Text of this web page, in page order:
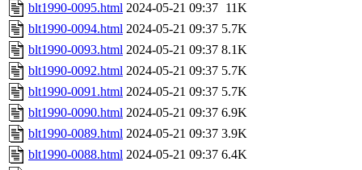
blt1990-0095.html 2024-05-21 09:37 11K
blt1990-0094.html 2024-05-21 09:37 5.7K
blt1990-0093.html 2024-05-21 09:37 8.1K
blt1990-0092.html 2024-05-21 09:37 5.7K
blt1990-0091.html 2024-05-21 09:37 5.7K
blt1990-0090.html 2024-05-21 09:37 6.9K
blt1990-0089.html 2024-05-21 09:37 3.9K
blt1990-0088.html 2024-05-21 09:37 6.4K